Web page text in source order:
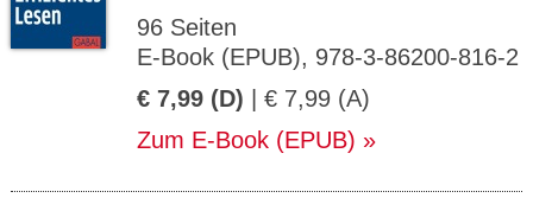
96 Seiten
E-Book (EPUB), 978-3-86200-816-2
€ 7,99 (D) | € 7,99 (A)
Zum E-Book (EPUB)